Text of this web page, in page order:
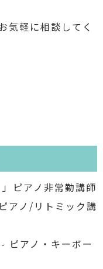
気軽に相談してく
ピアノ非常勤講師
アノ/リトミック講
アノ・キーボー